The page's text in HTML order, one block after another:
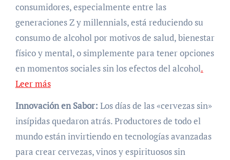
consumidores, especialmente entre las
generaciones Z y millennials, está reduciendo su
consumo de alcohol por motivos de salud, bienestar
físico y mental, o simplemente para tener opciones
en momentos sociales sin los efectos del alcohol.
Leer más
Innovación en Sabor: Los días de las «cervezas sin»
insípidas quedaron atrás. Productores de todo el
mundo están invirtiendo en tecnologías avanzadas
para crear cervezas, vinos y espirituosos sin